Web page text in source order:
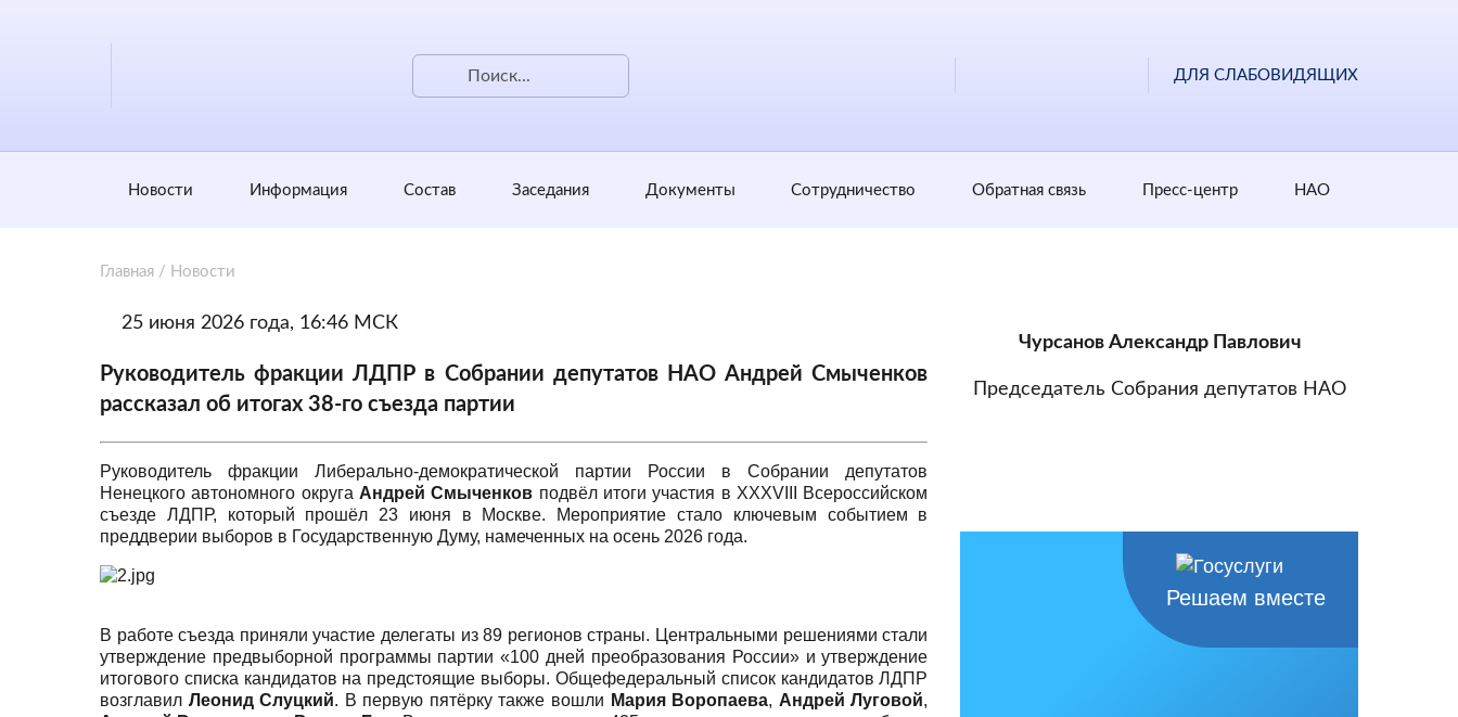
ДЛЯ СЛАБОВИДЯЩИХ
Новости Информация Состав Заседания Документы Сотрудничество Обратная cвязь Пресс-центр НАО
Главная / Новости
25 июня 2026 года, 16:46 МСК
Руководитель фракции ЛДПР в Собрании депутатов НАО Андрей Смыченков
рассказал об итогах 38-го съезда партии
Руководитель фракции Либерально-демократической партии России в Собрании депутатов
Ненецкого автономного округа Андрей Смыченков подвёл итоги участия в XXXVIII Всероссийском
съезде ЛДПР, который прошёл 23 июня в Москве. Мероприятие стало ключевым событием в
преддверии выборов в Государственную Думу, намеченных на осень 2026 года.
В работе съезда приняли участие делегаты из 89 регионов страны. Центральными решениями стали
утверждение предвыборной программы партии «100 дней преобразования России» и утверждение
итогового списка кандидатов на предстоящие выборы. Общефедеральный список кандидатов ЛДПР
возглавил Леонид Слуцкий. В первую пятёрку также вошли Мария Воропаева, Андрей Луговой,
Чурсанов Александр Павлович
Председатель Собрания депутатов НАО
Решаем вместе